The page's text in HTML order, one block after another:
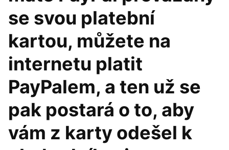
se svou platební
kartou, můžete na
internetu platit
PayPalem, a ten už se
pak postará o to, aby
vám z karty odešel k